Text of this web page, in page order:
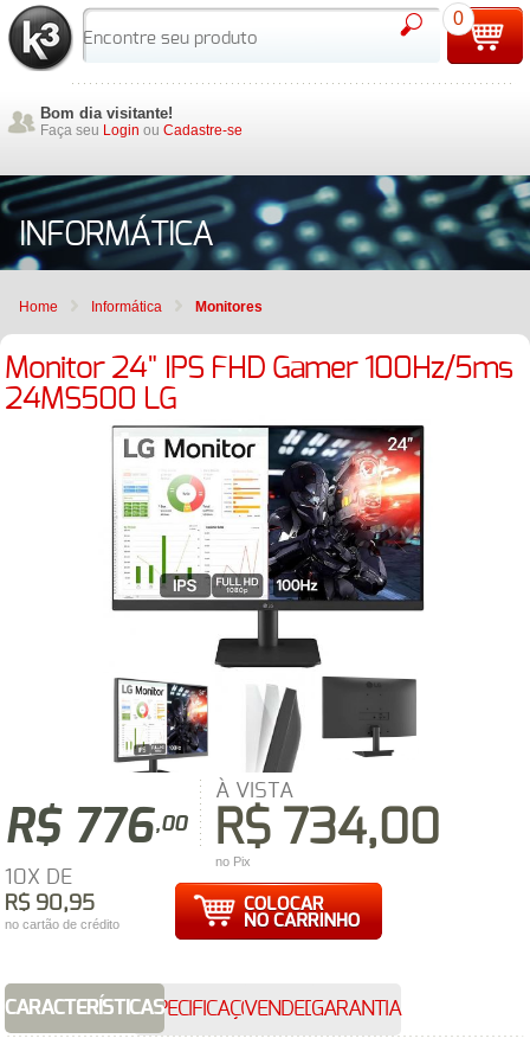
Bom dia visitante!
Faça seu Login ou Cadastre-se
0
INFORMÁTICA
Home Informática Monitores
Monitor 24" IPS FHD Gamer 100Hz/5ms
24MS500 LG
R$ 776,00
À VISTA
R$ 734,00
no Pix
10X DE
R$ 90,95
no cartão de crédito
CARACTERÍSTICASESPECIFICAÇÕESVENDEDORGARANTIA